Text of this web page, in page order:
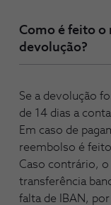
Como é feito o
devolução?
Se a devolução
de 14 dias a
Em caso de
reembolso é
Caso contrário,
transferência
falta de IBAN,